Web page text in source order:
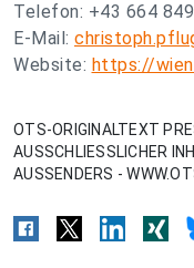
Telefon: +43 664
E-Mail:
Website: https://
OTS-ORIGINALTEXT
AUSSCHLIESSLICHER
AUSSENDERS -